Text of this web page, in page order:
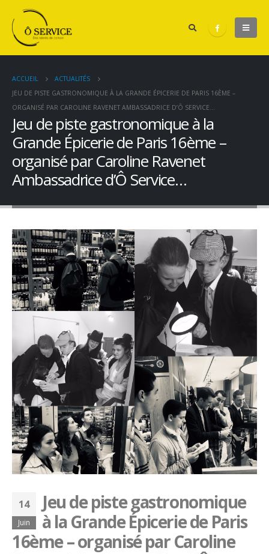
ACCUEIL
ACTUALITÉS
JEU DE PISTE GASTRONOMIQUE À LA GRANDE ÉPICERIE DE PARIS 16ÈME –
ORGANISÉ PAR CAROLINE RAVENET AMBASSADRICE D’Ô SERVICE…
Jeu de piste gastronomique à la
Grande Épicerie de Paris 16ème –
organisé par Caroline Ravenet
Ambassadrice d’Ô Service…
14
Juin
Jeu de piste gastronomique
à la Grande Épicerie de Paris
16ème – organisé par Caroline